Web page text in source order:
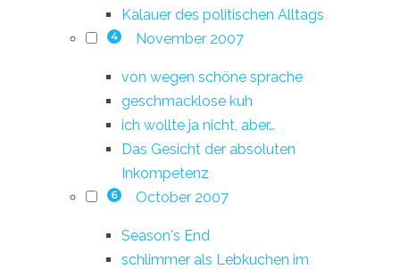
Kalauer des politischen Alltags
4 November 2007
von wegen schöne sprache
geschmacklose kuh
ich wollte ja nicht, aber…
Das Gesicht der absoluten
Inkompetenz
6 October 2007
Season's End
schlimmer als Lebkuchen im